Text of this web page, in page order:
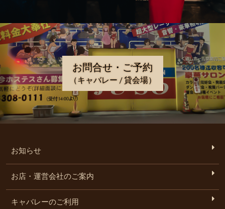
お問合せ・ご予約
（キャバレー / 貸会場）
お知らせ
お店・運営会社のご案内
キャバレーのご利用